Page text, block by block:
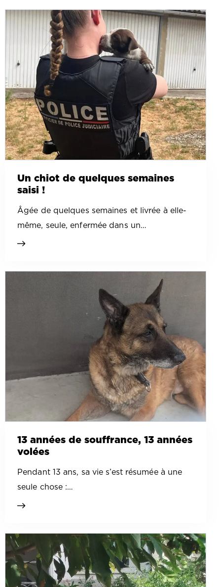
Un chiot de quelques semaines
saisi !
Âgée de quelques semaines et livrée à elle-
même, seule, enfermée dans un…
13 années de souffrance, 13 années
volées
Pendant 13 ans, sa vie s’est résumée à une
seule chose :…